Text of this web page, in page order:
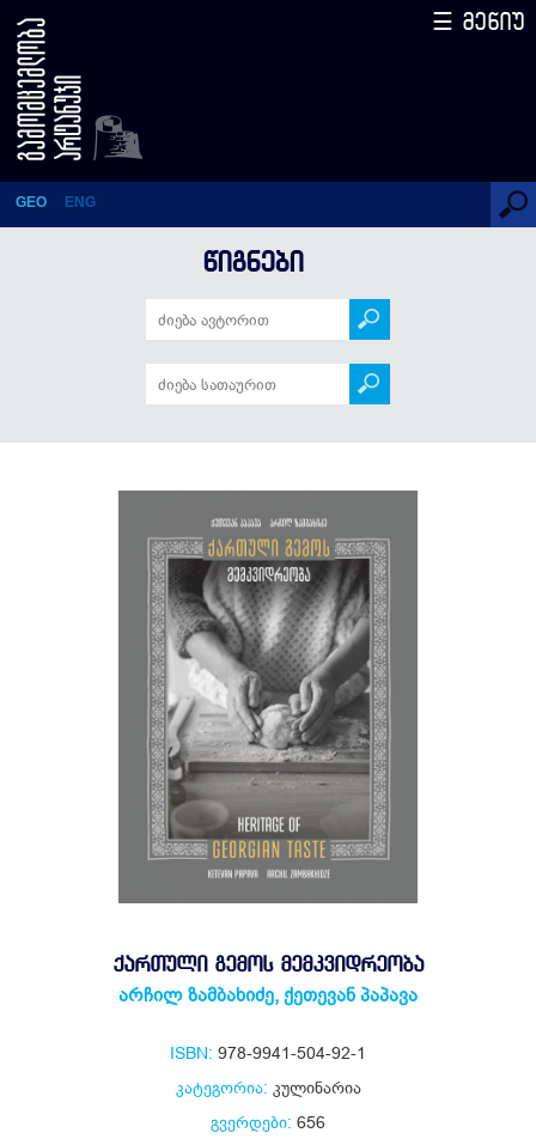
ქართული გემოს
მემკვიდრეობა
GEO ENG
☰ მენიუ
ᲬᲘᲒᲜᲔᲑᲘ
ᲥᲐᲠᲗᲣᲚᲘ ᲒᲔᲛᲝᲡ ᲛᲔᲛᲙᲕᲘᲓᲠᲔᲝᲑᲐ
არჩილ ზამბახიძე, ქეთევან პაპავა
ISBN: 978-9941-504-92-1
კატეგორია: კულინარია
გვერდები: 656